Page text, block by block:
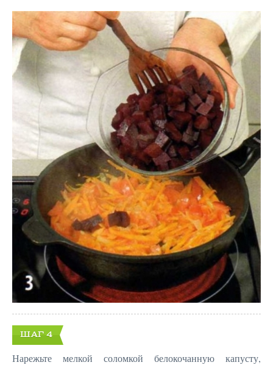
ШАГ 4
Нарежьте мелкой соломкой белокочанную капусту,